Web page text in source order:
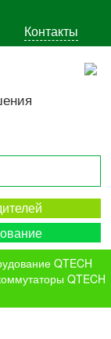
Контакты
QTECH
QTECH